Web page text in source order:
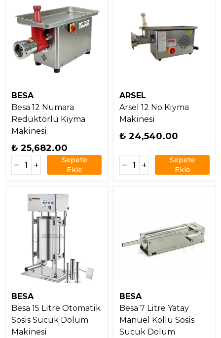
BESA
Besa 12 Numara
Redüktörlü Kıyma
Makinesi
₺ 25,682.00
Sepete
Ekle
ARSEL
Arsel 12 No Kıyma
Makinesi
₺ 24,540.00
Sepete
Ekle
BESA
Besa 15 Litre Otomatik
Sosis Sucuk Dolum
Makinesi
BESA
Besa 7 Litre Yatay
Manuel Kollu Sosis
Sucuk Dolum